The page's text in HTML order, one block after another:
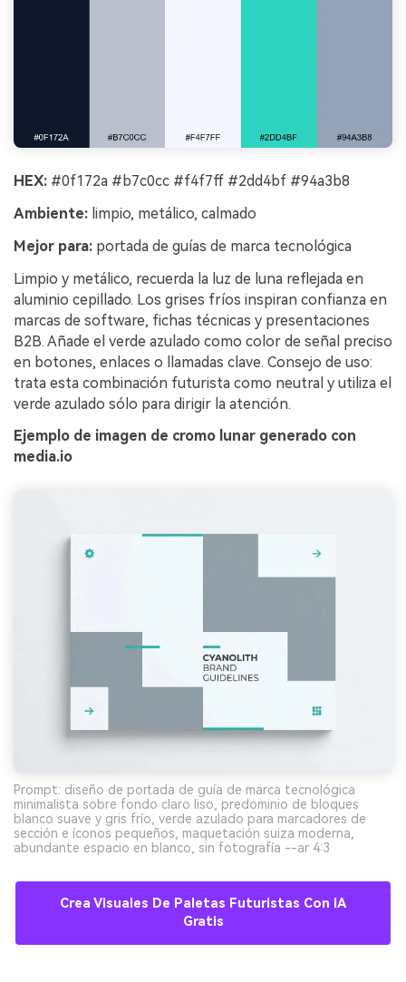
HEX: #0f172a #b7c0cc #f4f7ff #2dd4bf #94a3b8
Ambiente: limpio, metálico, calmado
Mejor para: portada de guías de marca tecnológica
Limpio y metálico, recuerda la luz de luna reflejada en
aluminio cepillado. Los grises fríos inspiran confianza en
marcas de software, fichas técnicas y presentaciones
B2B. Añade el verde azulado como color de señal preciso
en botones, enlaces o llamadas clave. Consejo de uso:
trata esta combinación futurista como neutral y utiliza el
verde azulado sólo para dirigir la atención.
Ejemplo de imagen de cromo lunar generado con
media.io
Prompt: diseño de portada de guía de marca tecnológica
minimalista sobre fondo claro liso, predominio de bloques
blanco suave y gris frío, verde azulado para marcadores de
sección e íconos pequeños, maquetación suiza moderna,
abundante espacio en blanco, sin fotografía --ar 4:3
Crea Visuales De Paletas Futuristas Con IA
Gratis